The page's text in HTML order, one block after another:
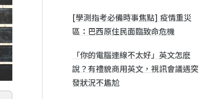
[學測指考必備時事焦點] 疫情重災
區：巴西原住民面臨致命危機
「你的電腦連線不太好」英文怎麽
說？有禮貌商用英文，視訊會議遇突
發狀況不尷尬